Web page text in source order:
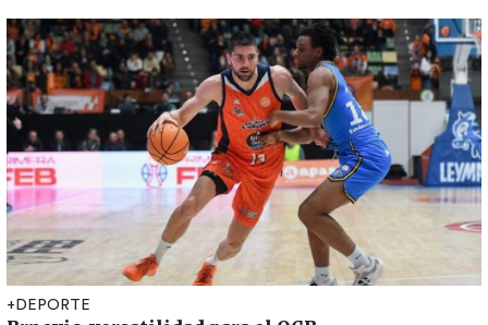
+DEPORTE